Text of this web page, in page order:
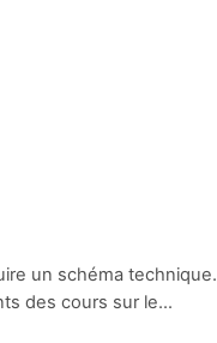
un schéma technique.
des cours sur le...